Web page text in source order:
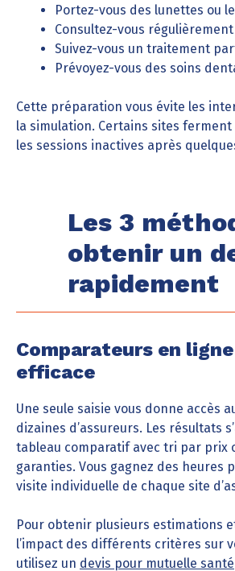
Portez-vous des lunettes ou
Consultez-vous
Suivez-vous un traitement
Prévoyez-vous des soins
Cette préparation vous évite les
la simulation. Certains sites
les sessions inactives après
Les 3
obtenir un
rapidement
Comparateurs en
efficace
Une seule saisie vous donne accès
dizaines d’assureurs. Les résultats
tableau comparatif avec tri par prix
garanties. Vous gagnez des heures
visite individuelle de chaque site
Pour obtenir plusieurs estimations
l’impact des différents critères sur
utilisez un devis pour mutuelle santé